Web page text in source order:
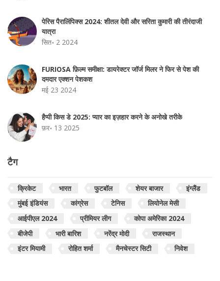
पेरिस पैरालिंपिक्स 2024: शीतल देवी और सरिता कुमारी की तीरंदाजी
यात्रा
सित॰ 2 2024
FURIOSA फ़िल्म समीक्षा: डायरेक्टर जॉर्ज मिलर ने फिर से पेश की
दमदार एक्शन पेशकश
मई 23 2024
हैप्पी किस डे 2025: प्यार का इज़हार करने के अनोखे तरीके
फ़र॰ 13 2025
टैग
क्रिकेट भारत फुटबॉल शेयर बाजार
इंग्लैंड
मुंबई इंडियंस
कांग्रेस टेनिस
लियोनेल मेसी
आईपीएल 2024
प्रीमियर लीग
कोपा अमेरिका 2024
बीजेपी
भारी बारिश नरेंद्र मोदी
राजस्थान
इंटर मियामी
रोहित शर्मा मैनचेस्टर सिटी निवेश